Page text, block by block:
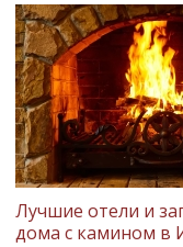
Лучшие отели и
дома с камином в